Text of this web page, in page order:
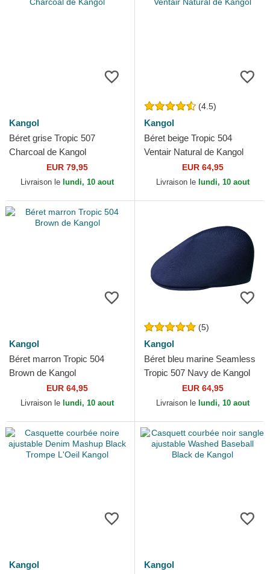
Kangol
Béret grise Tropic 507
Charcoal de Kangol
EUR 79,95
Livraison le lundi, 10 aout
(4.5)
Kangol
Béret beige Tropic 504
Ventair Natural de Kangol
EUR 64,95
Livraison le lundi, 10 aout
Kangol
Béret marron Tropic 504
Brown de Kangol
EUR 64,95
Livraison le lundi, 10 aout
(5)
Kangol
Béret bleu marine Seamless
Tropic 507 Navy de Kangol
EUR 64,95
Livraison le lundi, 10 aout
Kangol
Kangol